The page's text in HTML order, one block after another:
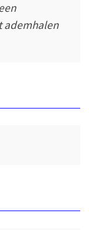
ademhalen